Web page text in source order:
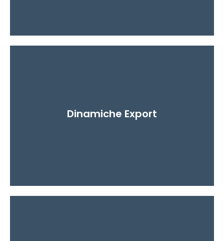
strategico.
Dinamiche Export